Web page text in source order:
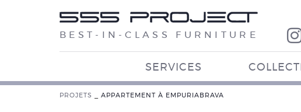
BEST-IN-CLASS FURNITURE
SERVICES
PROJETS APPARTEMENT À EMPURIABRAVA